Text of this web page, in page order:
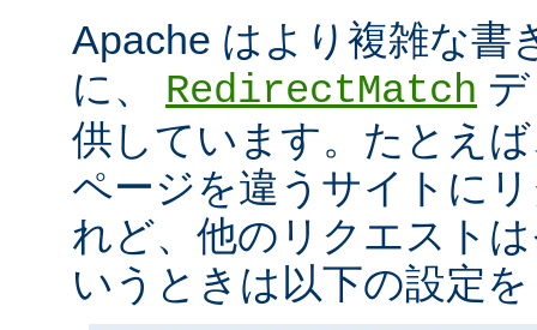
Apache はより複雑な書
に、 RedirectMatch
供しています。たとえ
ページを違うサイトに
れど、他のリクエスト
いうときは以下の設定